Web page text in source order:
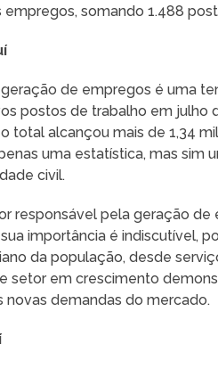
somando 1.488
de empregos é uma
postos de trabalho em julho
total alcançou mais de 1,34
uma estatística, mas sim
civil.
responsável pela geração de
importância é indiscutível,
da população, desde
setor em crescimento
novas demandas do mercado.